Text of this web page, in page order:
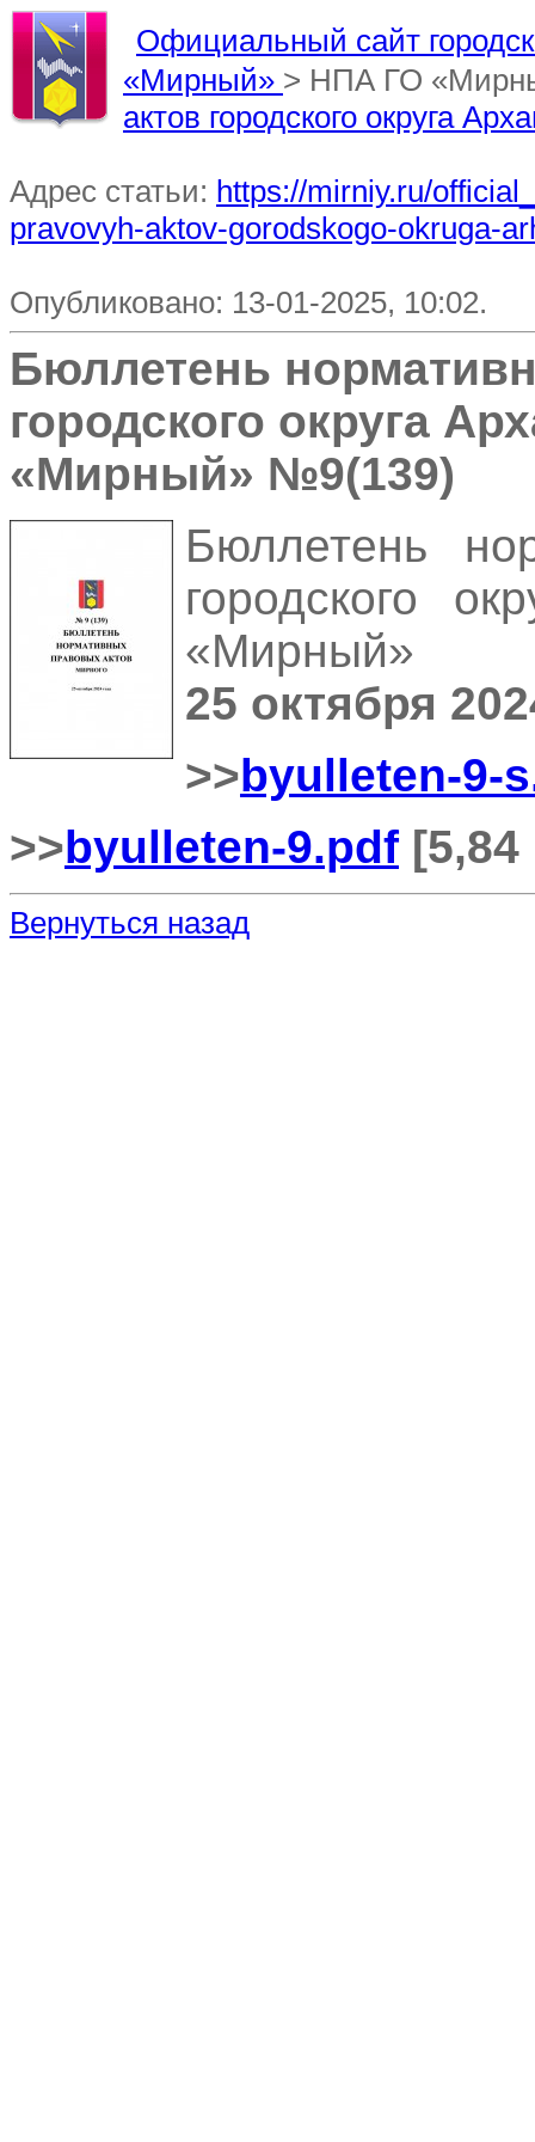
Официальный сайт
«Мирный» > НПА ГО
актов городского округа
Адрес статьи: https://mirniy.ru/
pravovyh-aktov-gorodskogo-okruga-
Опубликовано: 13-01-2025, 10:02.
Бюллетень
городского округа
«Мирный» №9(139)
Бюллетень
городского
«Мирный»
25 октября
>>byulleten-9-
>>byulleten-9.pdf [5,84
Вернуться назад